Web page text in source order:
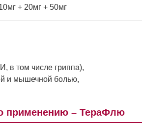
+ 20мг + 50мг
в том числе гриппа),
и мышечной болью,
применению – ТераФлю